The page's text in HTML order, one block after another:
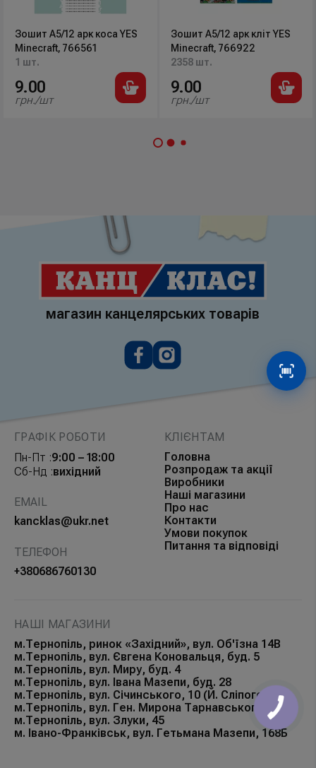
Зошит А5/12 арк коса YES
Minecraft, 766561
1 шт.
9.00
грн./шт
Зошит А5/12 арк кліт YES
Minecraft, 766922
2358 шт.
9.00
грн./шт
магазин канцелярських товарів
ГРАФІК РОБОТИ
Пн-Пт :9:00 – 18:00
Сб-Нд :вихідний
EMAIL
kancklas@ukr.net
ТЕЛЕФОН
+380686760130
КЛІЄНТАМ
Головна
Розпродаж та акції
Виробники
Наші магазини
Про нас
Контакти
Умови покупок
Питання та відповіді
НАШІ МАГАЗИНИ
м.Тернопіль, ринок «Західний», вул. Об'їзна 14В
м.Тернопіль, вул. Євгена Коновальця, буд. 5
м.Тернопіль, вул. Миру, буд. 4
м.Тернопіль, вул. Івана Мазепи, буд. 28
м.Тернопіль, вул. Січинського, 10 (Й. Сліпого)
м.Тернопіль, вул. Ген. Мирона Тарнавського, 32
м.Тернопіль, вул. Злуки, 45
м. Івано-Франківськ, вул. Гетьмана Мазепи, 168Б